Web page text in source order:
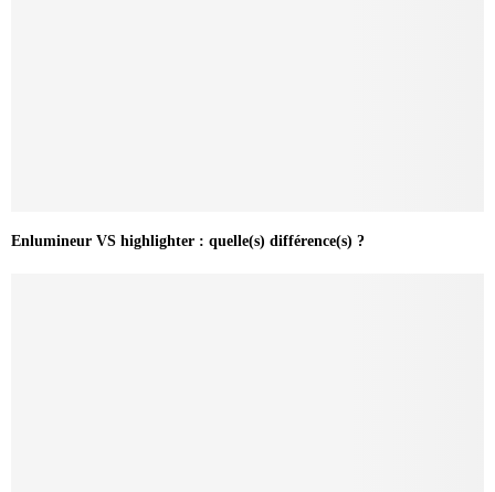
Enlumineur VS highlighter : quelle(s) différence(s) ?